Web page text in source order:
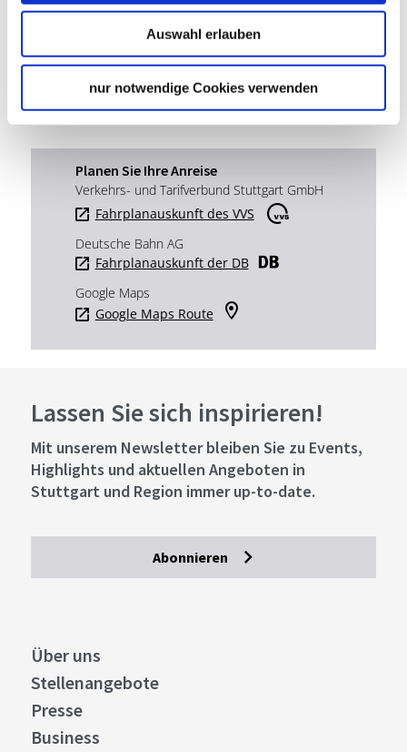
Auswahl erlauben
nur notwendige Cookies verwenden
70173 Stuttgart
Telefon:+49 (0)711 216 196 00
Planen Sie Ihre Anreise
Verkehrs- und Tarifverbund Stuttgart GmbH
Fahrplanauskunft des VVS
Deutsche Bahn AG
Fahrplanauskunft der DB
Google Maps
Google Maps Route
Lassen Sie sich inspirieren!
Mit unserem Newsletter bleiben Sie zu Events,
Highlights und aktuellen Angeboten in
Stuttgart und Region immer up-to-date.
Abonnieren
Über uns
Stellenangebote
Presse
Business